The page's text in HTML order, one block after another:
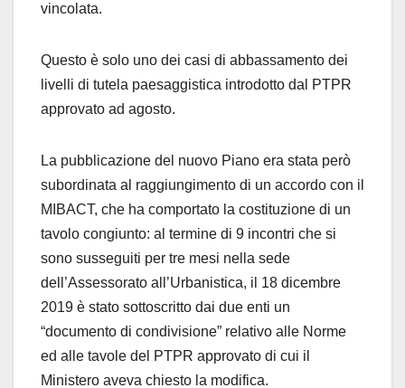
vincolata.
Questo è solo uno dei casi di abbassamento dei
livelli di tutela paesaggistica introdotto dal PTPR
approvato ad agosto.
La pubblicazione del nuovo Piano era stata però
subordinata al raggiungimento di un accordo con il
MIBACT, che ha comportato la costituzione di un
tavolo congiunto: al termine di 9 incontri che si
sono susseguiti per tre mesi nella sede
dell’Assessorato all’Urbanistica, il 18 dicembre
2019 è stato sottoscritto dai due enti un
“documento di condivisione” relativo alle Norme
ed alle tavole del PTPR approvato di cui il
Ministero aveva chiesto la modifica.